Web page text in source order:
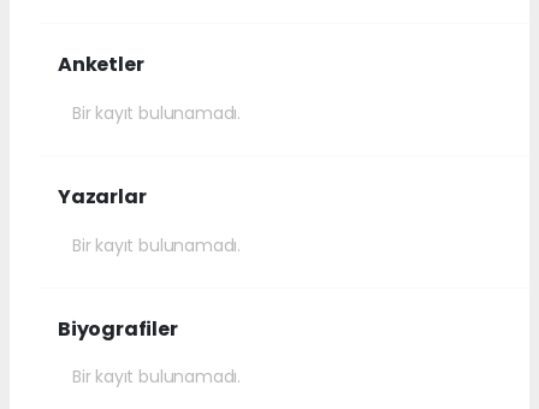
Anketler
Bir kayıt bulunamadı.
Yazarlar
Bir kayıt bulunamadı.
Biyografiler
Bir kayıt bulunamadı.